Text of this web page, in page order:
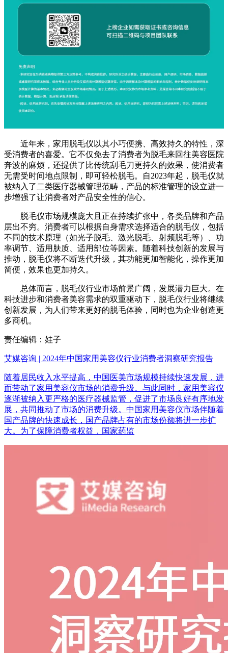
近年来，家用脱毛仪以其小巧便携、高效持久的特性，深
受消费者的喜爱。它不仅免去了消费者为脱毛来回往美容医院
奔波的麻烦，还提供了比传统刮毛刀更持久的效果，使消费者
无需受时间地点限制，即可轻松脱毛。自2023年起，脱毛仪就
被纳入了二类医疗器械管理范畴，产品的标准管理的设立进一
步增强了让消费者对产品安全性的信心。
脱毛仪市场规模庞大且正在持续扩张中，各类品牌和产品
层出不穷。消费者可以根据自身需求选择适合的脱毛仪，包括
不同的技术原理（如光子脱毛、激光脱毛、射频脱毛等）、功
率调节、适用肤质、适用部位等因素。随着科技创新的发展与
推动，脱毛仪将不断迭代升级，其功能更加智能化，操作更加
简便，效果也更加持久。
总体而言，脱毛仪行业市场前景广阔，发展潜力巨大。在
科技进步和消费者美容需求的双重驱动下，脱毛仪行业将继续
创新发展，为人们带来更好的脱毛体验，同时也为企业创造更
多商机。
责任编辑：娃子
艾媒咨询 | 2024年中国家用美容仪行业消费者洞察研究报告
随着居民收入水平提高，中国医美市场规模持续快速发展，进
而带动了家用美容仪市场的消费升级。与此同时，家用美容仪
逐渐被纳入更严格的医疗器械监管，促进了市场良好有序地发
展，共同推动了市场的消费升级。中国家用美容仪市场伴随着
国产品牌的快速成长，国产品牌占有的市场份额将进一步扩
大。为了保障消费者权益，国家药监